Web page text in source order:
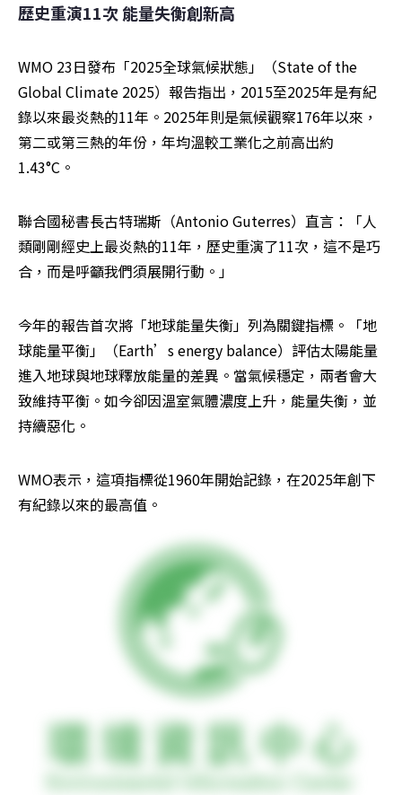
歷史重演11次 能量失衡創新高
WMO 23日發布「2025全球氣候狀態」（State of the
Global Climate 2025）報告指出，2015至2025年是有紀
錄以來最炎熱的11年。2025年則是氣候觀察176年以來，
第二或第三熱的年份，年均溫較工業化之前高出約
1.43°C。
聯合國秘書長古特瑞斯（Antonio Guterres）直言：「人
類剛剛經史上最炎熱的11年，歷史重演了11次，這不是巧
合，而是呼籲我們須展開行動。」
今年的報告首次將「地球能量失衡」列為關鍵指標。「地
球能量平衡」（Earth’s energy balance）評估太陽能量
進入地球與地球釋放能量的差異。當氣候穩定，兩者會大
致維持平衡。如今卻因溫室氣體濃度上升，能量失衡，並
持續惡化。
WMO表示，這項指標從1960年開始記錄，在2025年創下
有紀錄以來的最高值。